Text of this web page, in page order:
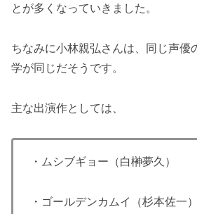
とが多くなっていきました。
ちなみに小林親弘さんは、同じ声優
学が同じだそうです。
主な出演作としては、
・ムシブギョー（白榊夢久）
・ゴールデンカムイ（杉本佐一）